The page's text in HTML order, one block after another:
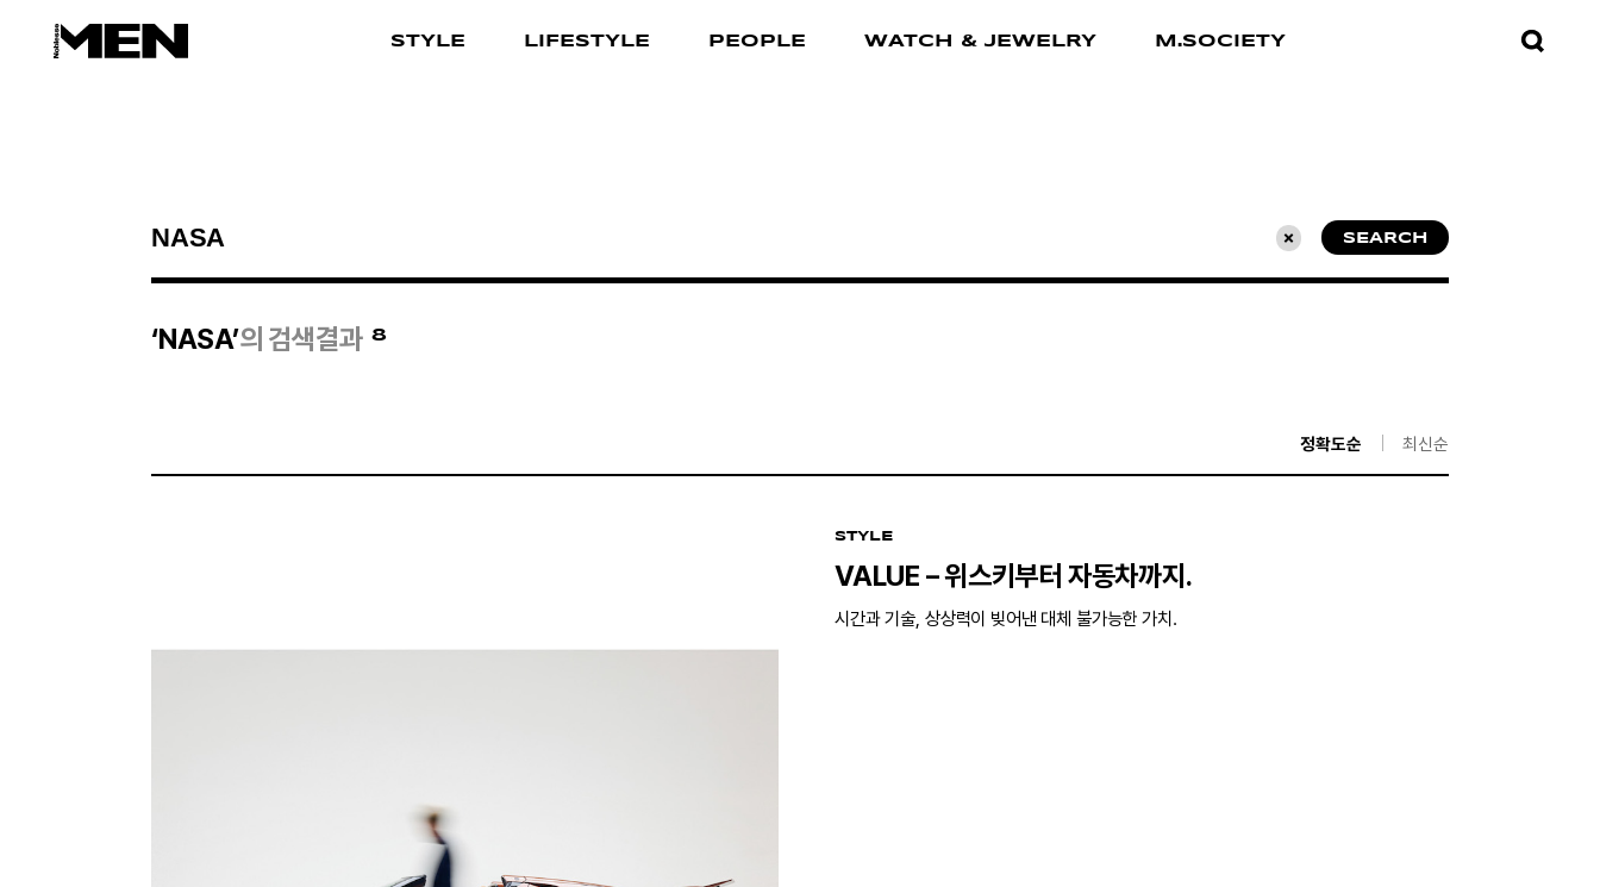
STYLE LIFESTYLE PEOPLE WATCH & JEWELRY M.SOCIETY
검색결과
초기화 SEARCH
‘NASA’의 검색결과 8
정확도순 최신순
STYLE
VALUE – 위스키부터 자동차까지.
시간과 기술, 상상력이 빚어낸 대체 불가능한 가치.